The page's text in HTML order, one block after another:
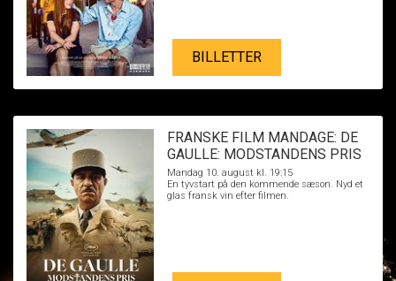
BILLETTER
FRANSKE FILM MANDAGE: DE
GAULLE: MODSTANDENS PRIS
Mandag 10. august kl. 19:15
En tyvstart på den kommende sæson. Nyd et
glas fransk vin efter filmen.